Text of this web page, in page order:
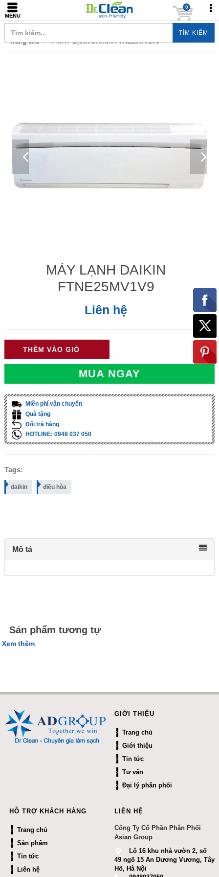
MENU
TÌM KIẾM
0
Trang chủ / MÁY LẠNH DAIKIN FTNE25MV1V9
MÁY LẠNH DAIKIN
FTNE25MV1V9
Liên hệ
THÊM VÀO GIỎ
MUA NGAY
Miễn phí vận chuyển
Quà tặng
Đổi trả hàng
HOTLINE: 0948 037 050
Tags:
daikin điều hòa
Mô tả
Sản phẩm tương tự
Xem thêm
GIỚI THIỆU
Trang chủ
Giới thiệu
Tin tức
Tư vấn
Đại lý phân phối
HỖ TRỢ KHÁCH HÀNG
Trang chủ
Sản phẩm
Tin tức
Liên hệ
LIÊN HỆ
Công Ty Cổ Phần Phân Phối
Asian Group
Lô 16 khu nhà vườn 2, số
49 ngõ 15 An Dương Vương, Tây
Hồ, Hà Nội